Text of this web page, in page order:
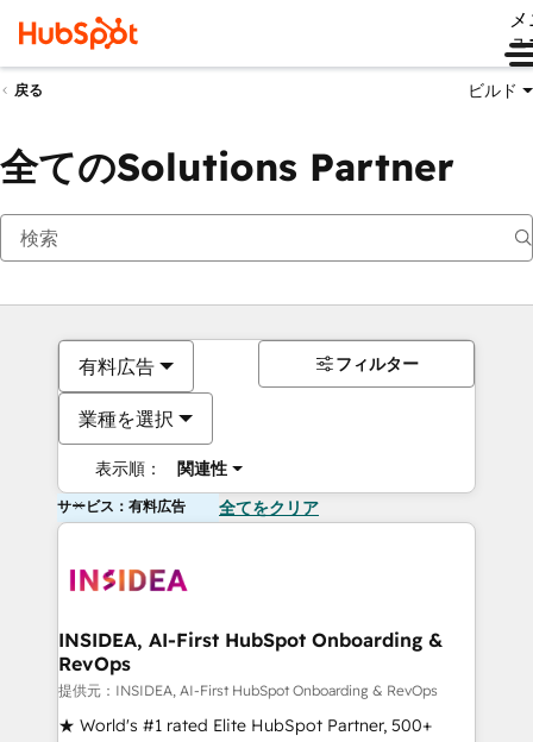
ュ
戻る ビルド
全てのSolutions Partner
有料広告
業種を選択
表示順： 関連性
フィルター
サービス：有料広告 全てをクリア
INSIDEA, AI-First HubSpot Onboarding &
RevOps
提供元：INSIDEA, AI-First HubSpot Onboarding & RevOps
★ World's #1 rated Elite HubSpot Partner, 500+